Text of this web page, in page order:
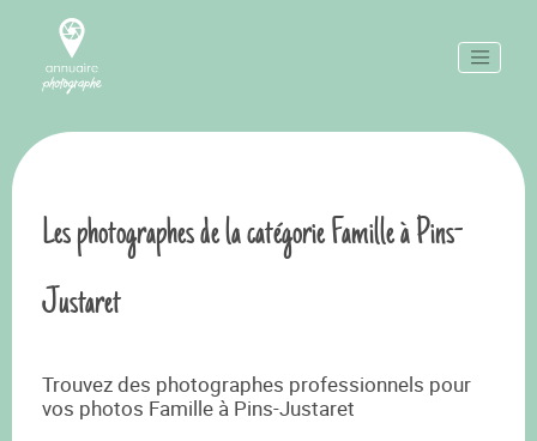
Les photographes de la catégorie Famille à Pins-
Justaret
Trouvez des photographes professionnels pour
vos photos Famille à Pins-Justaret